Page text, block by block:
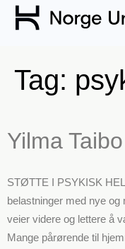
Tag:
Yilma Taibo
STØTTE I PSYKISK
belastninger med nye
veier videre og lettere å
Mange pårørende til